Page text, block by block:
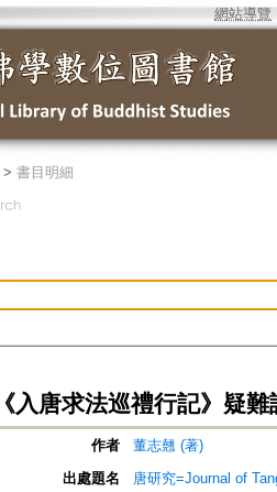
網站導覽
> 書目明細
《入唐求法巡禮行記》疑
作者
董志翹 (著)
出處題名
唐研究=Journal of